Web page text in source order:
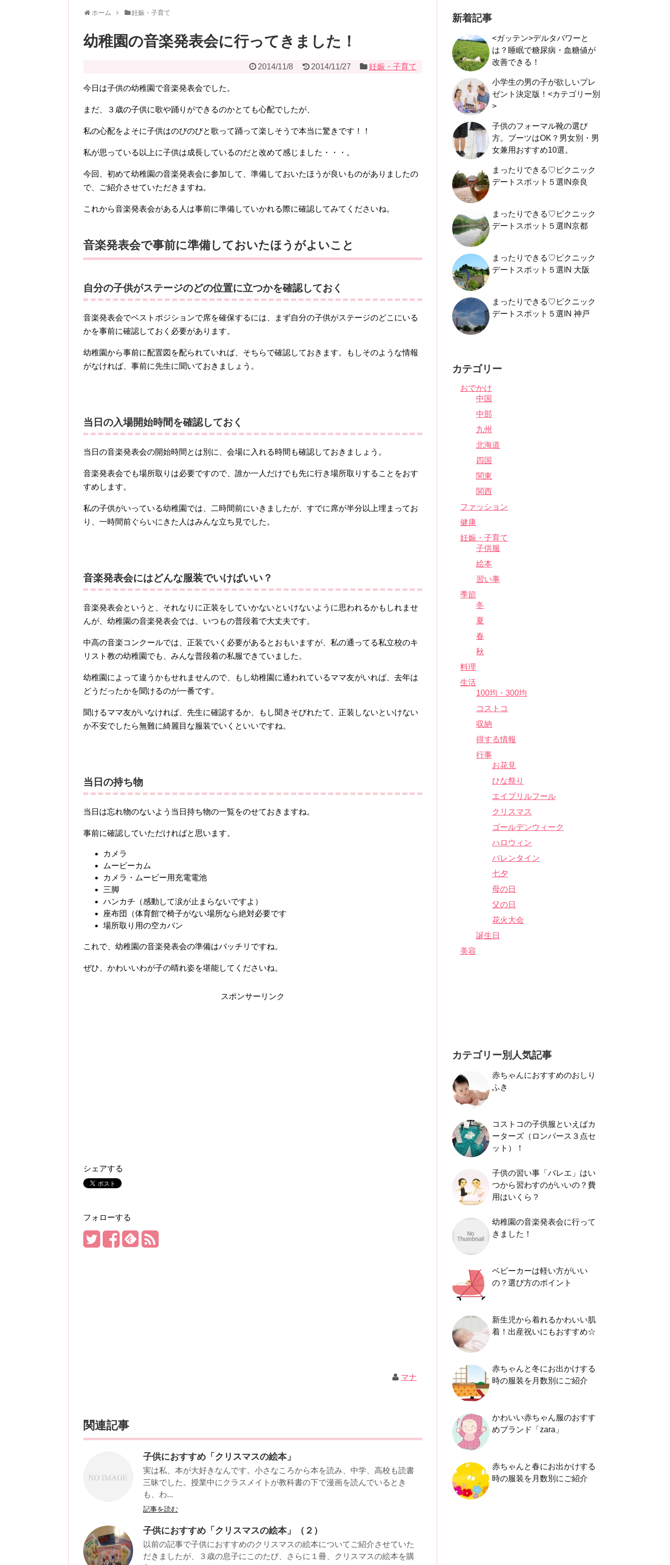
ホーム 妊娠・子育て
幼稚園の音楽発表会に行ってきました！
2014/11/8 2014/11/27 妊娠・子育て
今日は子供の幼稚園で音楽発表会でした。
まだ、３歳の子供に歌や踊りができるのかとても心配でしたが、
私の心配をよそに子供はのびのびと歌って踊って楽しそうで本当に驚きです！！
私が思っている以上に子供は成長しているのだと改めて感じました・・・。
今回、初めて幼稚園の音楽発表会に参加して、準備しておいたほうが良いものがありましたの
で、ご紹介させていただきますね。
これから音楽発表会がある人は事前に準備していかれる際に確認してみてくださいね。
音楽発表会で事前に準備しておいたほうがよいこと
自分の子供がステージのどの位置に立つかを確認しておく
音楽発表会でベストポジションで席を確保するには、まず自分の子供がステージのどこにいる
かを事前に確認しておく必要があります。
幼稚園から事前に配置図を配られていれば、そちらで確認しておきます。もしそのような情報
がなければ、事前に先生に聞いておきましょう。
当日の入場開始時間を確認しておく
当日の音楽発表会の開始時間とは別に、会場に入れる時間も確認しておきましょう。
音楽発表会でも場所取りは必要ですので、誰か一人だけでも先に行き場所取りすることをおす
すめします。
私の子供がいっている幼稚園では、二時間前にいきましたが、すでに席が半分以上埋まってお
り、一時間前ぐらいにきた人はみんな立ち見でした。
音楽発表会にはどんな服装でいけばいい？
音楽発表会というと、それなりに正装をしていかないといけないように思われるかもしれませ
んが、幼稚園の音楽発表会では、いつもの普段着で大丈夫です。
中高の音楽コンクールでは、正装でいく必要があるとおもいますが、私の通ってる私立校のキ
リスト教の幼稚園でも、みんな普段着の私服できていました。
幼稚園によって違うかもせれませんので、もし幼稚園に通われているママ友がいれば、去年は
どうだったかを聞けるのが一番です。
聞けるママ友がいなければ、先生に確認するか、もし聞きそびれたて、正装しないといけない
か不安でしたら無難に綺麗目な服装でいくといいですね。
当日の持ち物
当日は忘れ物のないよう当日持ち物の一覧をのせておきますね。
事前に確認していただければと思います。
カメラ
ムービーカム
カメラ・ムービー用充電電池
三脚
ハンカチ（感動して涙が止まらないですよ）
座布団（体育館で椅子がない場所なら絶対必要です
場所取り用の空カバン
これで、幼稚園の音楽発表会の準備はバッチリですね。
ぜひ、かわいいわが子の晴れ姿を堪能してくださいね。
スポンサーリンク
シェアする
フォローする
マナ
関連記事
子供におすすめ「クリスマスの絵本」
実は私、本が大好きなんです。小さなころから本を読み、中学、高校も読書
三昧でした。授業中にクラスメイトが教科書の下で漫画を読んでいるとき
も、わ...
記事を読む
子供におすすめ「クリスマスの絵本」（２）
以前の記事で子供におすすめのクリスマスの絵本についてご紹介させていた
だきましたが、３歳の息子にこのたび、さらに１冊、クリスマスの絵本を購
新着記事
<ガッテン>デルタパワーと
は？睡眠で糖尿病・血糖値が
改善できる！
小学生の男の子が欲しいプレ
ゼント決定版！<カテゴリー別
>
子供のフォーマル靴の選び
方。ブーツはOK？男女別・男
女兼用おすすめ10選。
まったりできる♡ピクニック
デートスポット５選IN奈良
まったりできる♡ピクニック
デートスポット５選IN京都
まったりできる♡ピクニック
デートスポット５選IN 大阪
まったりできる♡ピクニック
デートスポット５選IN 神戸
カテゴリー
おでかけ
中国
中部
九州
北海道
四国
関東
関西
ファッション
健康
妊娠・子育て
子供服
絵本
習い事
季節
冬
夏
春
秋
料理
生活
100均・300均
コストコ
収納
得する情報
行事
お花見
ひな祭り
エイプリルフール
クリスマス
ゴールデンウィーク
ハロウィン
バレンタイン
七夕
母の日
父の日
花火大会
誕生日
美容
カテゴリー別人気記事
赤ちゃんにおすすめのおしり
ふき
コストコの子供服といえばカ
ーターズ（ロンパース３点セ
ット）！
子供の習い事「バレエ」はい
つから習わすのがいいの？費
用はいくら？
幼稚園の音楽発表会に行って
きました！
ベビーカーは軽い方がいい
の？選び方のポイント
新生児から着れるかわいい肌
着！出産祝いにもおすすめ☆
赤ちゃんと冬にお出かけする
時の服装を月数別にご紹介
かわいい赤ちゃん服のおすす
めブランド「zara」
赤ちゃんと春にお出かけする
時の服装を月数別にご紹介